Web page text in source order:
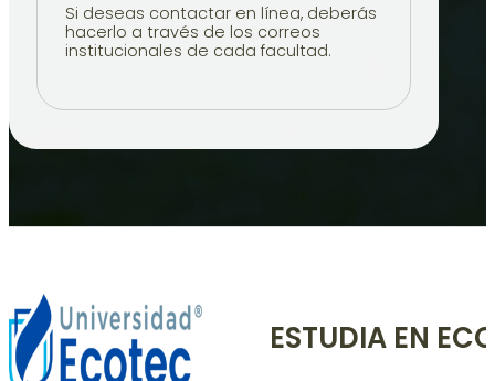
Si deseas contactar en línea, deberás
hacerlo a través de los correos
institucionales de cada facultad.
ESTUDIA EN